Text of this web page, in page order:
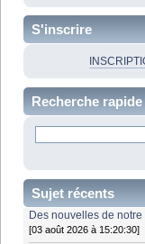
S'inscrire
Recherche rapide
Sujet récents
Des nouvelles de
[03 août 2026 à 15:20:30]